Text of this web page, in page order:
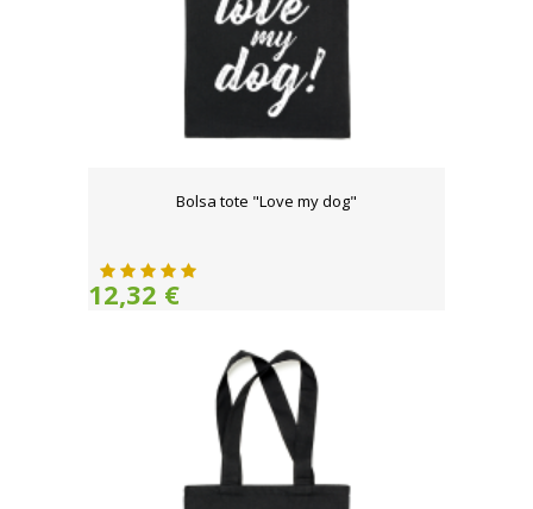
Bolsa tote "Love my dog"
12,32 €